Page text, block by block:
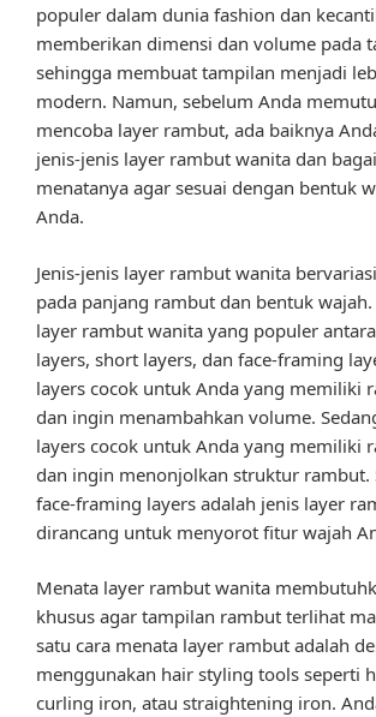
populer dalam dunia fashion dan
memberikan dimensi dan volume pada
sehingga membuat tampilan menjadi
modern. Namun, sebelum Anda
mencoba layer rambut, ada baiknya
jenis-jenis layer rambut wanita dan
menatanya agar sesuai dengan bentuk
Anda.
Jenis-jenis layer rambut wanita
pada panjang rambut dan bentuk
layer rambut wanita yang populer
layers, short layers, dan face-framing
layers cocok untuk Anda yang memiliki
dan ingin menambahkan volume.
layers cocok untuk Anda yang memiliki
dan ingin menonjolkan struktur rambut.
face-framing layers adalah jenis layer
dirancang untuk menyorot fitur wajah
Menata layer rambut wanita
khusus agar tampilan rambut terlihat
satu cara menata layer rambut adalah
menggunakan hair styling tools seperti
curling iron, atau straightening iron.